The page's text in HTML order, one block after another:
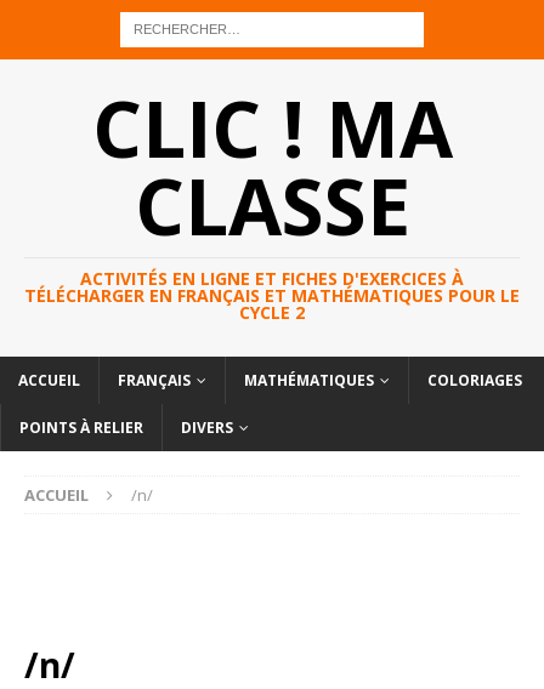
CLIC ! MA
CLASSE
ACTIVITÉS EN LIGNE ET FICHES D'EXERCICES À
TÉLÉCHARGER EN FRANÇAIS ET MATHÉMATIQUES POUR LE
CYCLE 2
ACCUEIL FRANÇAIS MATHÉMATIQUES COLORIAGES
POINTS À RELIER DIVERS
ACCUEIL /n/
/n/